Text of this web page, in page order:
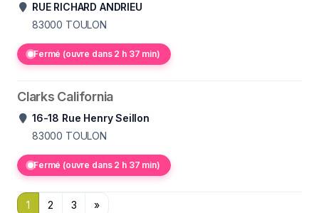
RUE RICHARD ANDRIEU
83000 TOULON
Fermé (ouvre dans 2 h 37 min)
Clarks California
16-18 Rue Henry Seillon
83000 TOULON
Fermé (ouvre dans 2 h 37 min)
1 2 3 »